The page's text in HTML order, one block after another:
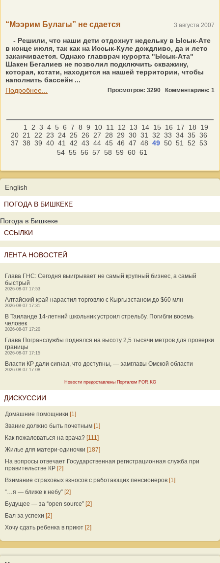
“Мээрим Булагы” не сдается 3 августа 2007
- Решили, что наши дети отдохнут недельку в Ысык-Ате
в конце июля, так как на Иссык-Куле дождливо, да и лето
заканчивается. Однако главврач курорта "Ысык-Ата"
Шакен Бегалиев не позволил подключить скважину,
которая, кстати, находится на нашей территории, чтобы
наполнить бассейн ...
Подробнее...
Просмотров: 3290 Комментариев: 1
1 2 3 4 5 6 7 8 9 10 11 12 13 14 15 16 17 18
19
20 21 22 23 24 25 26 27 28 29 30 31 32 33 34 35 36
37 38 39 40 41 42 43 44 45 46 47 48 49 50 51 52 53
54 55 56 57 58 59 60 61
English
ПОГОДА В БИШКЕКЕ
Погода в Бишкеке
ССЫЛКИ
ЛЕНТА НОВОСТЕЙ
Глава ГНС: Сегодня выигрывает не самый крупный бизнес, а самый
быстрый
2026-08-07 17:53
Алтайский край нарастил торговлю с Кыргызстаном до $60 млн
2026-08-07 17:31
В Таиланде 14-летний школьник устроил стрельбу. Погибли восемь
человек
2026-08-07 17:20
Глава Погранслужбы поднялся на высоту 2,5 тысячи метров для проверки
границы
2026-08-07 17:15
Власти КР дали сигнал, что доступны, — замглавы Омской области
2026-08-07 17:08
Новости предоставлены Порталом FOR.KG
ДИСКУССИИ
Домашние помощники [1]
Звание должно быть почетным [1]
Как пожаловаться на врача? [111]
Жилье для матери-одиночки [187]
На вопросы отвечает Государственная регистрационная служба при
правительстве КР [2]
Взимание страховых взносов с работающих пенсионеров [1]
“…я — ближе к небу” [2]
Будущее — за “open source” [2]
Бал за успехи [2]
Хочу сдать ребенка в приют [2]